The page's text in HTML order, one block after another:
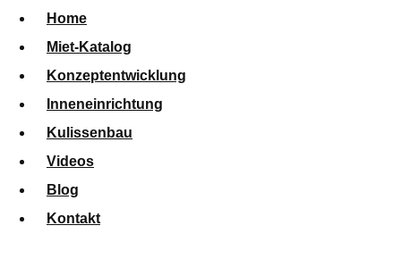
Home
Miet-Katalog
Konzeptentwicklung
Inneneinrichtung
Kulissenbau
Videos
Blog
Kontakt